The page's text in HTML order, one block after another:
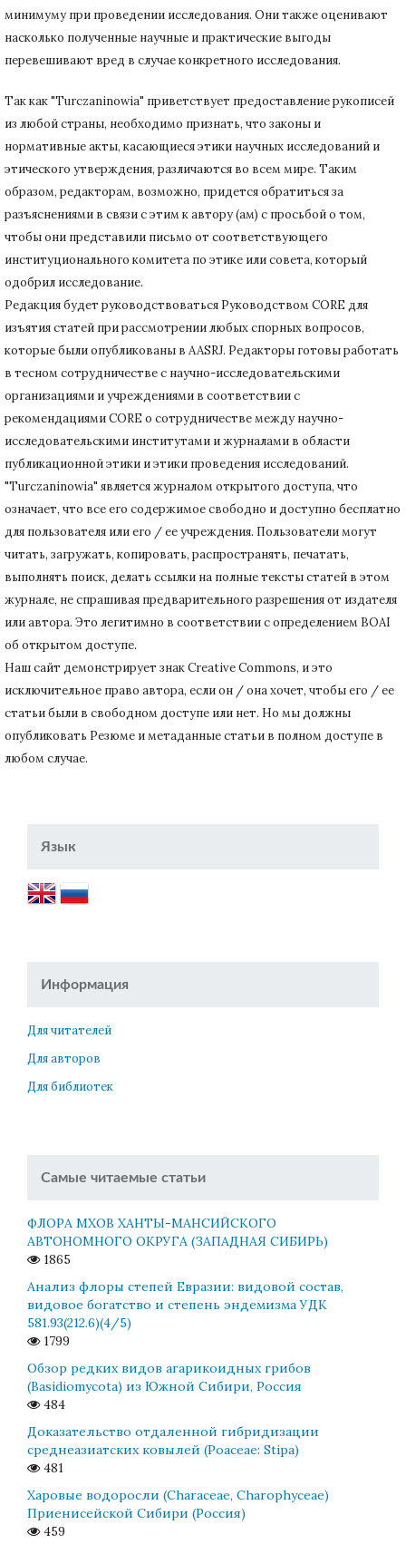
минимуму при проведении исследования. Они также оценивают
насколько полученные научные и практические выгоды
перевешивают вред в случае конкретного исследования.
Так как "Turczaninowia" приветствует предоставление рукописей
из любой страны, необходимо признать, что законы и
нормативные акты, касающиеся этики научных исследований и
этического утверждения, различаются во всем мире. Таким
образом, редакторам, возможно, придется обратиться за
разъяснениями в связи с этим к автору (ам) с просьбой о том,
чтобы они представили письмо от соответствующего
институционального комитета по этике или совета, который
одобрил исследование.
Редакция будет руководствоваться Руководством CORE для
изъятия статей при рассмотрении любых спорных вопросов,
которые были опубликованы в AASRJ. Редакторы готовыработать
в тесном сотрудничестве с научно-исследовательскими
организациями и учреждениями в соответствии с
рекомендациями CORE о сотрудничестве между научно-
исследовательскими институтами и журналами в области
публикационной этики и этики проведения исследований.
"Turczaninowia" является журналом открытого доступа, что
означает, что все его содержимое свободно и доступно бесплатно
для пользователя или его / ее учреждения. Пользователи могут
читать, загружать, копировать, распространять, печатать,
выполнять поиск, делать ссылки на полные тексты статей в этом
журнале, не спрашивая предварительного разрешения от издателя
или автора. Это легитимно в соответствии с определением BOAI
об открытом доступе.
Наш сайт демонстрирует знак Creative Commons, и это
исключительное право автора, если он / она хочет, чтобы его / ее
статьи были в свободном доступе или нет. Но мы должны
опубликовать Резюме и метаданные статьи в полном доступе в
любом случае.
Язык
Информация
Для читателей
Для авторов
Для библиотек
Самые читаемые статьи
ФЛОРА МХОВ ХАНТЫ-МАНСИЙСКОГО
АВТОНОМНОГО ОКРУГА (ЗАПАДНАЯ СИБИРЬ)
1865
Анализ флоры степей Евразии: видовой состав,
видовое богатство и степень эндемизма УДК
581.93(212.6)(4/5)
1799
Обзор редких видов агарикоидных грибов
(Basidiomycota) из Южной Сибири, Россия
484
Доказательство отдаленной гибридизации
среднеазиатских ковылей (Poaceae: Stipa)
481
Харовые водоросли (Characeae, Charophyceae)
Приенисейской Сибири (Россия)
459